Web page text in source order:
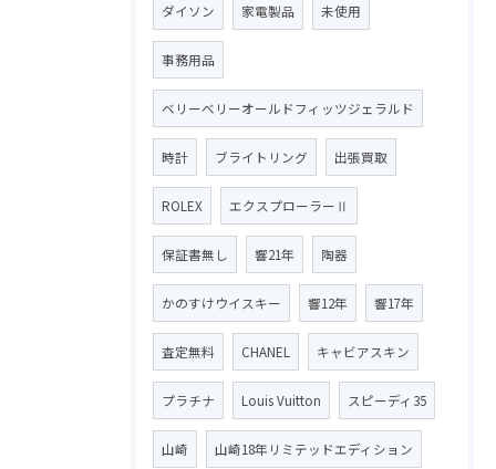
ダイソン 家電製品 未使用
事務用品
ベリーベリーオールドフィッツジェラルド
時計 ブライトリング 出張買取
ROLEX エクスプローラーⅡ
保証書無し 響21年 陶器
かのすけウイスキー 響12年 響17年
査定無料 CHANEL キャビアスキン
プラチナ Louis Vuitton スピーディ35
山崎 山崎18年リミテッドエディション